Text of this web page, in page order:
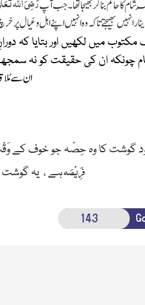
کا حاکم بنا کر بھیجاتھا۔ جب آپ
ہوتے اور بسا اَوقات 100 اور بعض اَوقات 400 دینار انہیں
میں لکھیں اور بتایا کہ
ان کی حقیقت کو نہ
ان سے
کا وہ حِصّہ جو خوف کے
فَرِیْصَہہے ، یہ گوشت